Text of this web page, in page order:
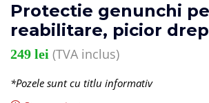
Protectie genunchi
reabilitare, picior
249 lei (TVA inclus)
*Pozele sunt cu titlu informativ